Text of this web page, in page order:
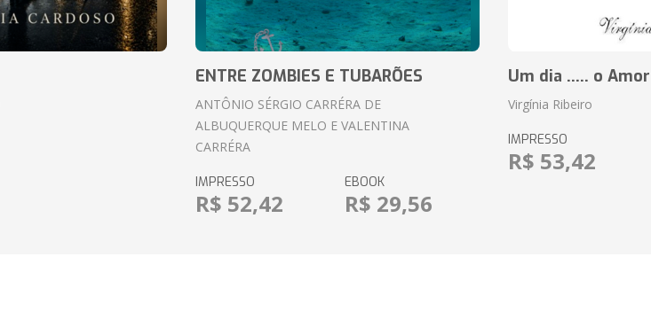
ENTRE ZOMBIES E TUBARÕES
ANTÔNIO SÉRGIO CARRÉRA DE
ALBUQUERQUE MELO E VALENTINA
CARRÉRA
IMPRESSO
R$ 52,42
EBOOK
R$ 29,56
Um dia ..... o Amor
Virgínia Ribeiro
IMPRESSO
R$ 53,42